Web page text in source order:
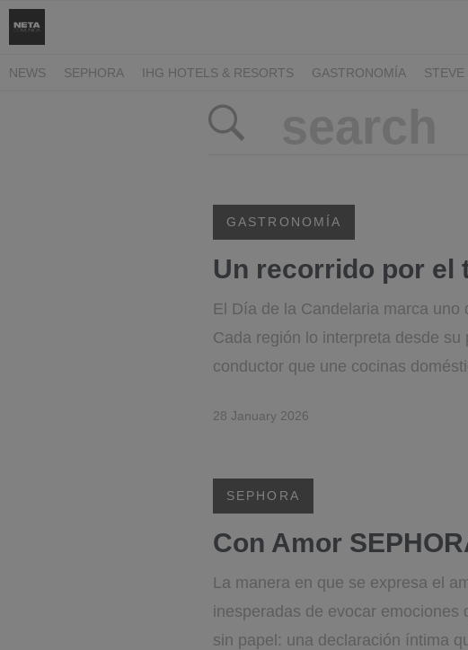
NEWS SEPHORA IHG HOTELS & RESORTS GASTRONOMÍA STEVE
GASTRONOMÍA
Un recorrido por el
El Día de la Candelaria marca
Cada región lo interpreta desde
conductor que une cocinas
28 January 2026
SEPHORA
Con Amor
La manera en que se expresa el
inesperadas de evocar
sin papel: una declaración íntima